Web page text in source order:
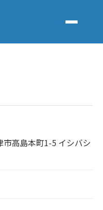
高島本町1-5 イシバシ